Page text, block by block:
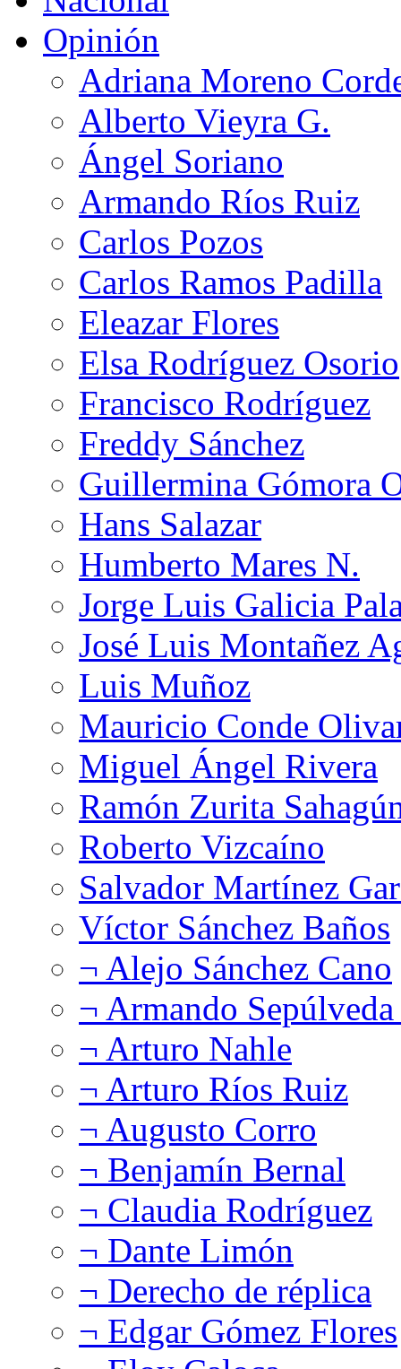
Opinión
Adriana Moreno
Alberto Vieyra G.
Ángel Soriano
Armando Ríos Ruiz
Carlos Pozos
Carlos Ramos Padilla
Eleazar Flores
Elsa Rodríguez Osorio
Francisco Rodríguez
Freddy Sánchez
Guillermina Gómora
Hans Salazar
Humberto Mares N.
Jorge Luis Galicia
José Luis Montañez
Luis Muñoz
Mauricio Conde
Miguel Ángel Rivera
Ramón Zurita
Roberto Vizcaíno
Salvador Martínez
Víctor Sánchez Baños
¬ Alejo Sánchez Cano
¬ Armando
¬ Arturo Nahle
¬ Arturo Ríos Ruiz
¬ Augusto Corro
¬ Benjamín Bernal
¬ Claudia Rodríguez
¬ Dante Limón
¬ Derecho de réplica
¬ Edgar Gómez Flores